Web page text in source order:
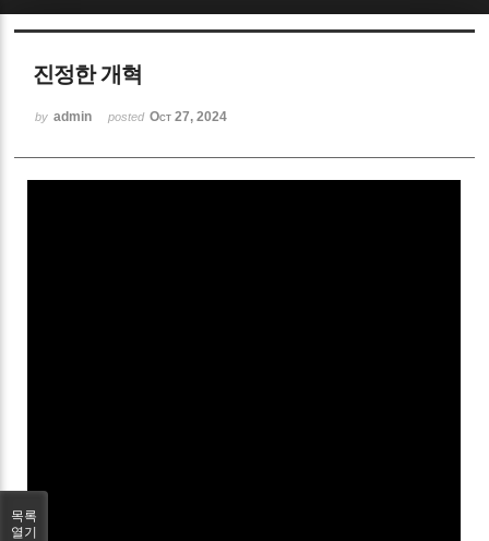
진정한 개혁
by admin posted Oct 27, 2024
목록
열기
Sketchbook5, 스케치북5